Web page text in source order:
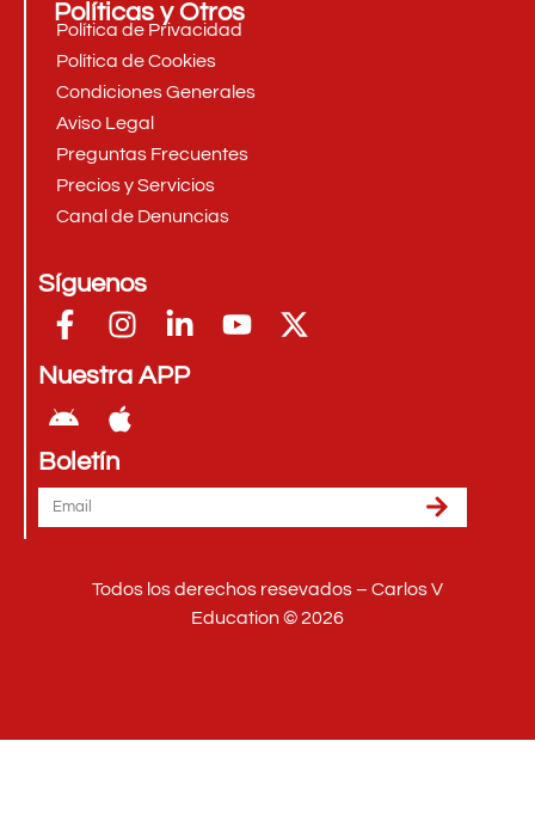
Políticas y Otros
Política de Privacidad
Política de Cookies
Condiciones Generales
Aviso Legal
Preguntas Frecuentes
Precios y Servicios
Canal de Denuncias
Síguenos
Nuestra APP
Boletín
Todos los derechos resevados – Carlos V
Education © 2026